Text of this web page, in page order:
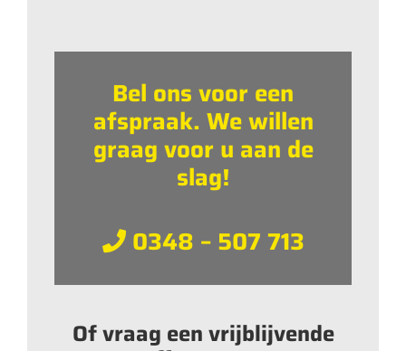
Bel ons voor een
afspraak. We willen
graag voor u aan de
slag!
0348 – 507 713
Of vraag een vrijblijvende